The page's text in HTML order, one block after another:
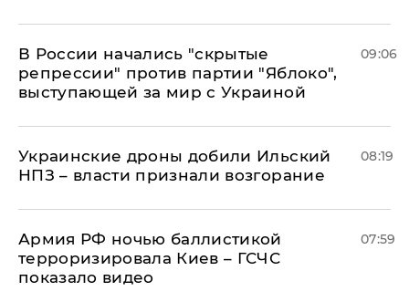
В России начались "скрытые
репрессии" против партии "Яблоко",
выступающей за мир с Украиной
09:06
Украинские дроны добили Ильский
НПЗ – власти признали возгорание
08:19
Армия РФ ночью баллистикой
терроризировала Киев – ГСЧС
показало видео
07:59